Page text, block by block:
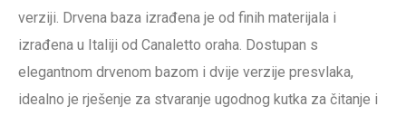
verziji. Drvena baza izrađena je od finih materijala i
izrađena u Italiji od Canaletto oraha. Dostupan s
elegantnom drvenom bazom i dvije verzije presvlaka,
idealno je rješenje za stvaranje ugodnog kutka za čitanje i